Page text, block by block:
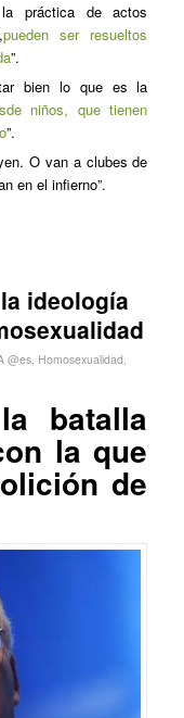
práctica de actos
pueden ser resueltos
”.
bien lo que es la
niños, que tienen
”.
O van a clubes de
en el infierno”.
ideología
@es, Homosexualidad,
batalla
la que
de